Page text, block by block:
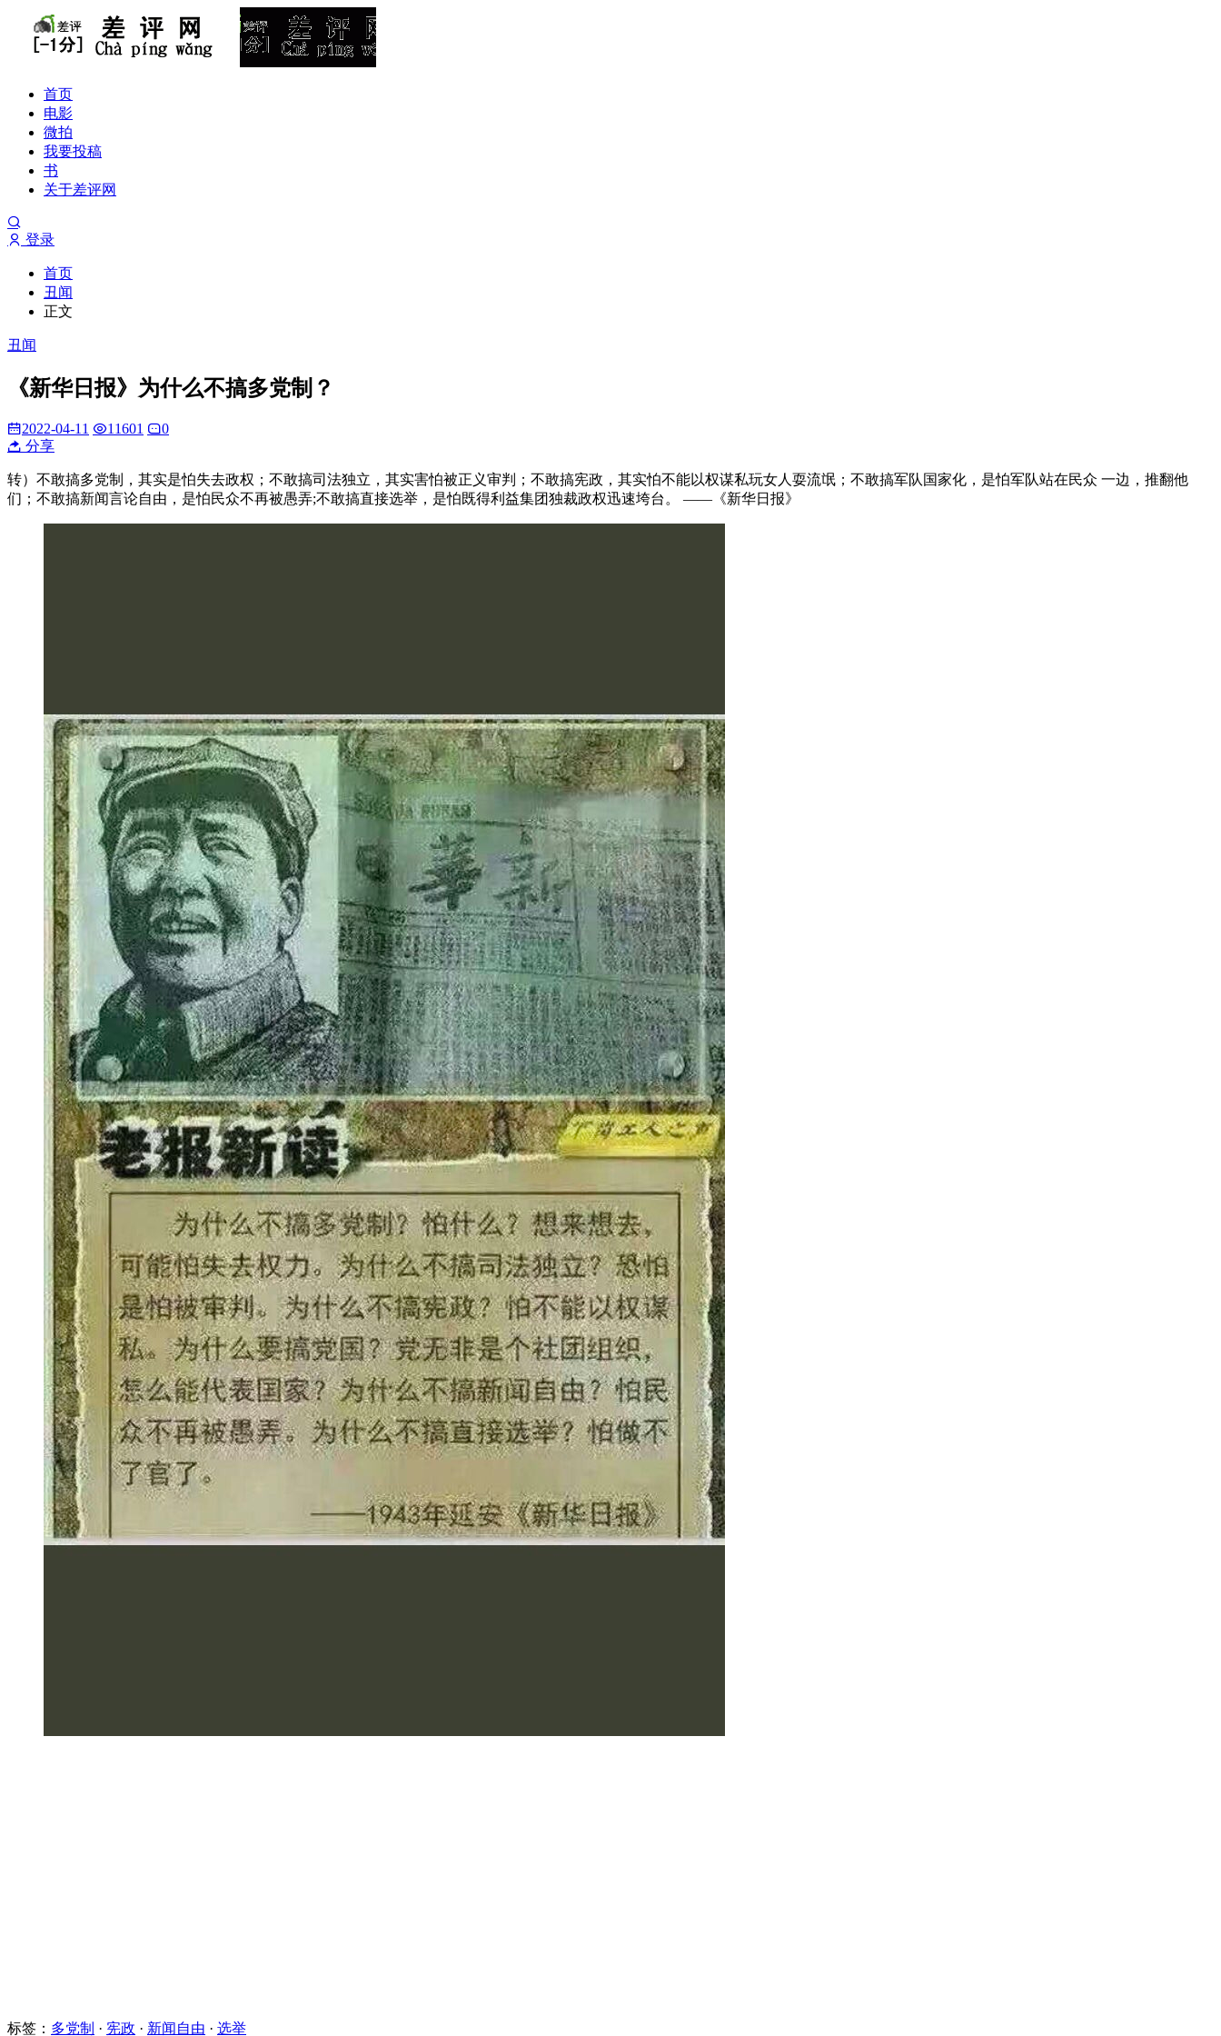
首页
电影
微拍
我要投稿
书
关于差评网
登录
首页
丑闻
正文
丑闻
《新华日报》为什么不搞多党制？
2022-04-11 11601
0
分享
转）不敢搞多党制，其实是怕失去政权；不敢搞司法独立，其实害怕被正义审判；不敢搞宪政，其实怕不能以权谋私玩女人耍流氓；不敢搞军队国家化，是怕军队站在民众 一边，推翻他
们；不敢搞新闻言论自由，是怕民众不再被愚弄;不敢搞直接选举，是怕既得利益集团独裁政权迅速垮台。 ——《新华日报》
标签： 多党制 · 宪政 · 新闻自由 · 选举